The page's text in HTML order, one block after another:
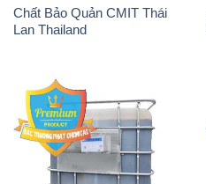
Chất Bảo Quản CMIT Thái
Lan Thailand